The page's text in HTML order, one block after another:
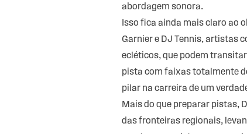
abordagem sonora.
Isso fica ainda mais claro ao
Garnier e DJ Tennis, artistas
ecléticos, que podem
pista com faixas totalmente
pilar na carreira de um
Mais do que preparar pistas,
das fronteiras regionais,